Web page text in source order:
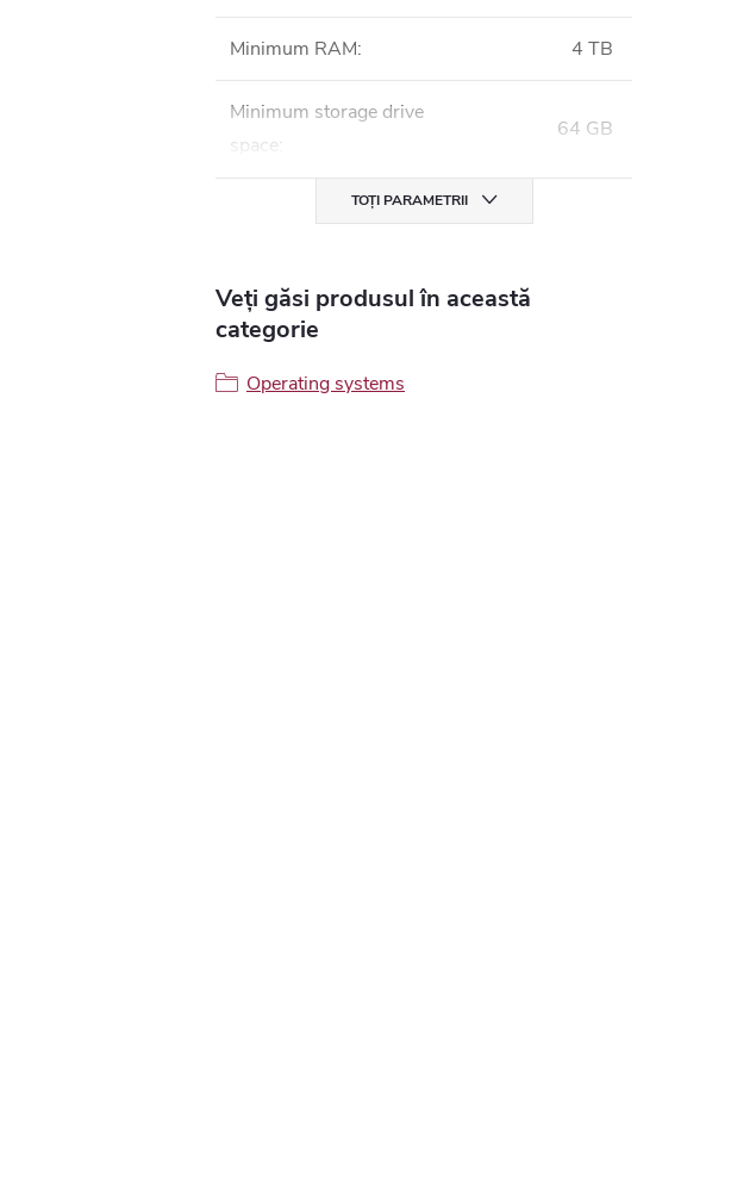
Minimum RAM: 4 TB
Minimum storage drive
space:
64 GB
TOȚI PARAMETRII
Veți găsi produsul în această
categorie
Operating systems